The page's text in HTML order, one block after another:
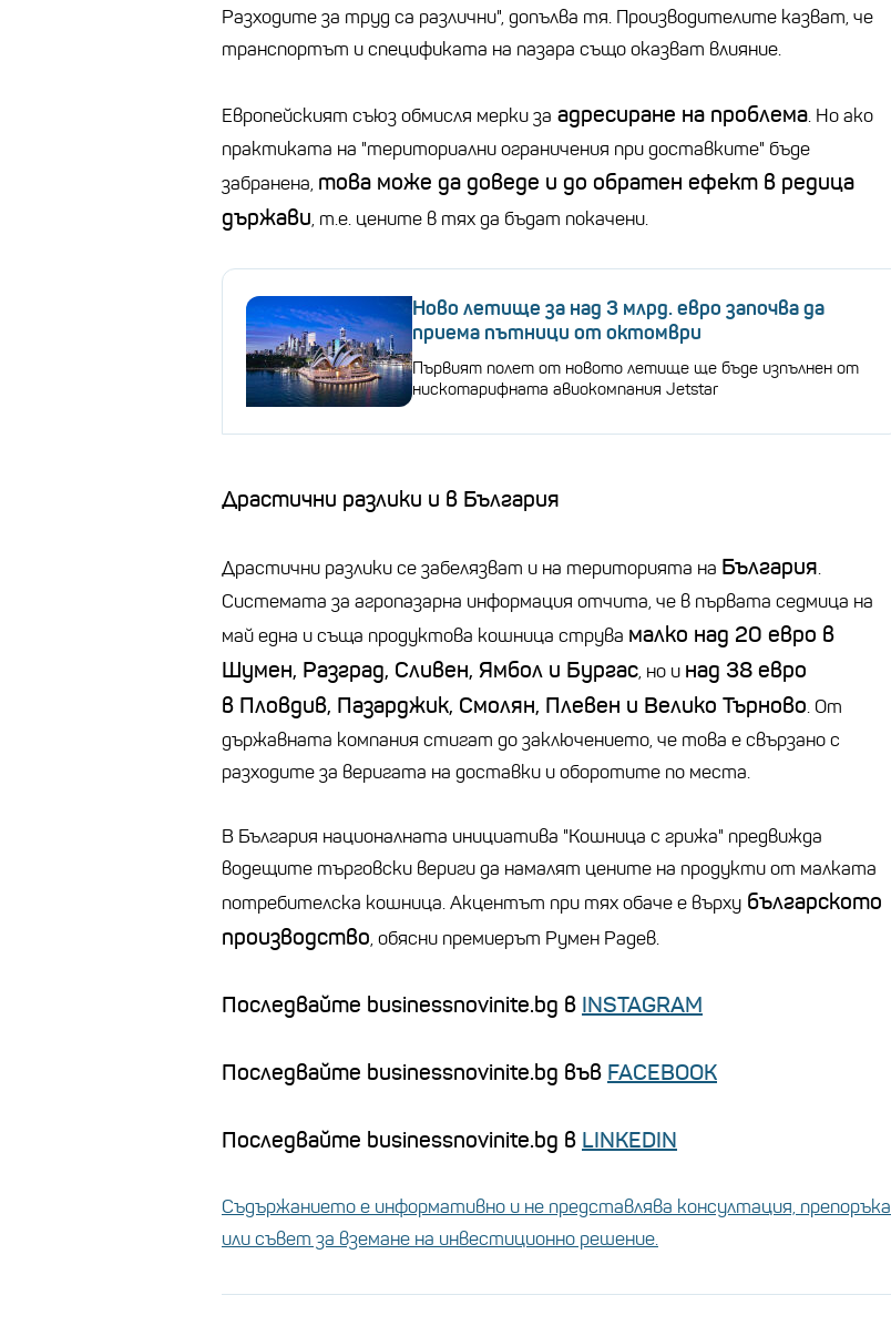
Разходите за труд са различни", допълва тя. Производителите казват, че
транспортът и спецификата на пазара също оказват влияние.
Европейският съюз обмисля мерки за адресиране на проблема. Но ако
практиката на "териториални ограничения при доставките" бъде
забранена, това може да доведе и до обратен ефект в редица
държави, т.е. цените в тях да бъдат покачени.
Ново летище за над 3 млрд. евро започва да
приема пътници от октомври
Първият полет от новото летище ще бъде изпълнен от
нискотарифната авиокомпания Jetstar
Драстични разлики и в България
Драстични разлики се забелязват и на територията на България.
Системата за агропазарна информация отчита, че в първата седмица на
май една и съща продуктова кошница струва малко над 20 евро в
Шумен, Разград, Сливен, Ямбол и Бургас, но и над 38 евро
в Пловдив, Пазарджик, Смолян, Плевен и Велико Търново. От
държавната компания стигат до заключението, че това е свързано с
разходите за веригата на доставки и оборотите по места.
В България националната инициатива "Кошница с грижа" предвижда
водещите търговски вериги да намалят цените на продукти от малката
потребителска кошница. Акцентът при тях обаче е върху българското
производство, обясни премиерът Румен Радев.
Последвайте businessnovinite.bg в INSTAGRAM
Последвайте businessnovinite.bg във FACEBOOK
Последвайте businessnovinite.bg в LINKEDIN
Съдържанието е информативно и не представлява консултация, препоръка
или съвет за вземане на инвестиционно решение.